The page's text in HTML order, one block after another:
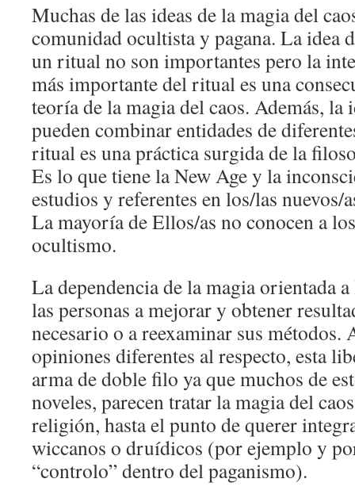
Muchas de las ideas de la magia del
comunidad ocultista y pagana. La idea
un ritual no son importantes pero la
más importante del ritual es una
teoría de la magia del caos. Además, la
pueden combinar entidades de
ritual es una práctica surgida de la
Es lo que tiene la New Age y la
estudios y referentes en los/las nuevos/
La mayoría de Ellos/as no conocen a
ocultismo.
La dependencia de la magia orientada
las personas a mejorar y obtener
necesario o a reexaminar sus métodos.
opiniones diferentes al respecto, esta
arma de doble filo ya que muchos de
noveles, parecen tratar la magia del
religión, hasta el punto de querer
wiccanos o druídicos (por ejemplo y
“controlo” dentro del paganismo).